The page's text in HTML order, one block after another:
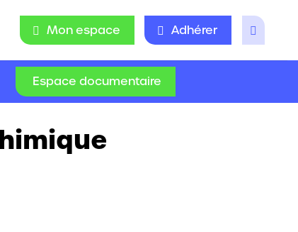
Mon espace Adhérer
Espace documentaire